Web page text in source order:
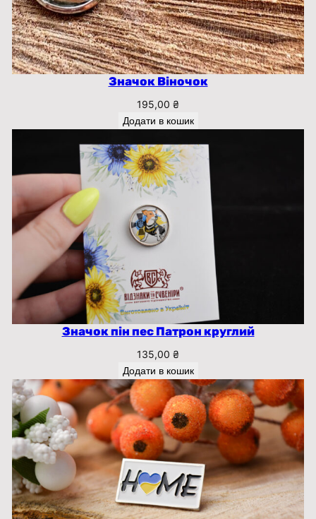
Значок Віночок
195,00 ₴
Додати в кошик
Значок пін пес Патрон круглий
135,00 ₴
Додати в кошик